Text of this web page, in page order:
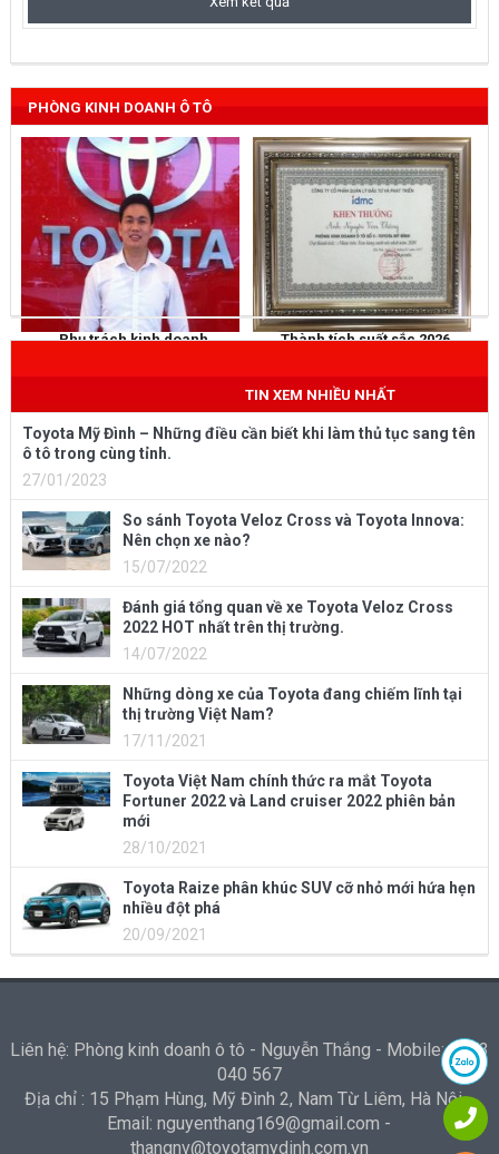
PHÒNG KINH DOANH Ô TÔ
Phụ trách kinh doanh Thành tích suất sắc 2026
TIN XEM NHIỀU NHẤT
Toyota Mỹ Đình – Những điều cần biết khi làm thủ tục sang tên
ô tô trong cùng tỉnh.
27/01/2023
So sánh Toyota Veloz Cross và Toyota Innova:
Nên chọn xe nào?
15/07/2022
Đánh giá tổng quan về xe Toyota Veloz Cross
2022 HOT nhất trên thị trường.
14/07/2022
Những dòng xe của Toyota đang chiếm lĩnh tại
thị trường Việt Nam?
17/11/2021
Toyota Việt Nam chính thức ra mắt Toyota
Fortuner 2022 và Land cruiser 2022 phiên bản
mới
28/10/2021
Toyota Raize phân khúc SUV cỡ nhỏ mới hứa hẹn
nhiều đột phá
20/09/2021
Liên hệ: Phòng kinh doanh ô tô - Nguyễn Thắng - Mobile: 0973
040 567
Địa chỉ : 15 Phạm Hùng, Mỹ Đình 2, Nam Từ Liêm, Hà Nội -
Email: nguyenthang169@gmail.com -
thangnv@toyotamydinh.com.vn